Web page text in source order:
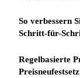
So verbessern
Schritt-für-
Regelbasierte